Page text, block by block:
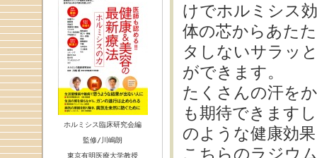
ホルミシス臨床研究会編
監修/川嶋朗
東京有明医療大学教授
けでホルミシス
体の芯からあた
タしないサラッ
ができます。
たくさんの汗を
も期待できます
のような健康効
こちらのラジウ